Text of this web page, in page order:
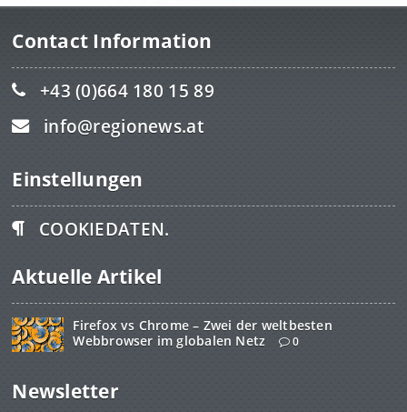
Contact Information
+43 (0)664 180 15 89
info@regionews.at
Einstellungen
COOKIEDATEN.
Aktuelle Artikel
Firefox vs Chrome – Zwei der weltbesten
Webbrowser im globalen Netz
0
Newsletter